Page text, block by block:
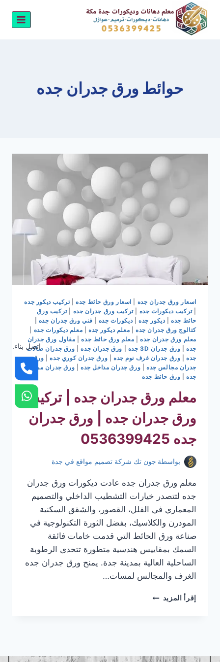
التجاوز
المحتوى
حوائط ورق جدران جده
اسعار ورق جدران جده اسعار ورق حائط جده|تركيب ديكور جده
|تركيب ديكورات جده |تركيب ورق جدران جده |تركيب ورق
حائط جده| ديكور جده| ديكورات جده فني ورق جدران جده
كتالوج ورق جدران جده| معلم ديكور جده معلم ديكورات جده
معلم ورق جدران جده| معلم ورق حائط جده| مقاول ورق جدران
جده| ورق جدران 3D جده ورق جدران جده| ورق جدران صالات
جده| ورق جدران غرف نوم جده ورق جدران كوري جده| ورق
جدران مجالس جده| ورق جدران مداخل جده
ورق جدران ممرات
جده| ورق حائط جده
معلم ورق جدران جده | تركيب
ورق جدران جده | ورق جدران
جده 0536399425
بواسطة جون تك شركة تصميم مواقع في جدة
معلم ورق جدران جده عادت ديكورات ورق جدران
جده لتتصدر خيارات التشطيب الداخلي والتصميم
المعماري في الفلل، القصور، والشقق السكنية
المودرن والكلاسيك، بفضل الثورة التكنولوجية في
صناعة ورق الحائط التي قدمت خامات فائقة
السمك بمقاييس هندسية متطورة تتحدى الرطوبة
الساحلية العالية بمدينة جدة. يمنح ورق جدران جده
الغرف والمجالس لمسات…
إقرأ المزيد معلم
ورق
اتصل بناء.